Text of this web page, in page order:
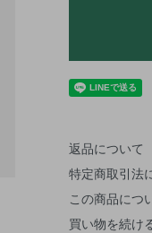
返品について
特定商取引法
この商品につ
買い物を続け